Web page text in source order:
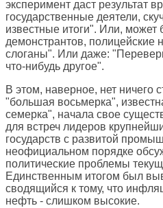
эксперимент даст результат
государственные деятели,
известные итоги". Или, может
демонстрантов, полицейские
слоганы". Или даже:
что-нибудь другое".
В этом, наверное, нет ничего
"большая восьмерка",
семерка", начала свое
для встреч лидеров
государств с развитой
неофициальном порядке
политические проблемы
Единственным итогом был
сводящийся к тому, что
нефть - слишком высокие.